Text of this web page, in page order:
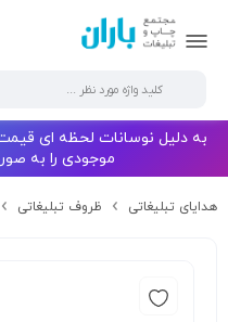
به دلیل نوسانات لحظه ای
موجودی را به
هدایای تبلیغاتی ظروف تبلیغاتی